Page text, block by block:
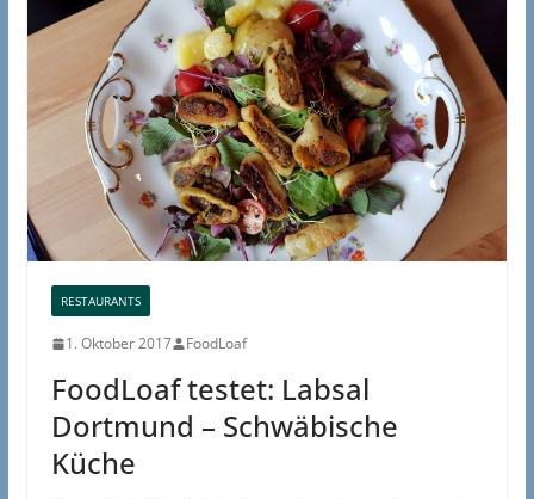
RESTAURANTS
1. Oktober 2017 FoodLoaf
FoodLoaf testet: Labsal
Dortmund – Schwäbische
Küche